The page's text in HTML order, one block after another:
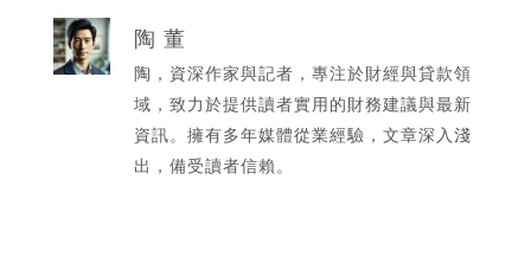
陶 董
陶，資深作家與記者，專注於財經與貸款領
域，致力於提供讀者實用的財務建議與最新
資訊。擁有多年媒體從業經驗，文章深入淺
出，備受讀者信賴。